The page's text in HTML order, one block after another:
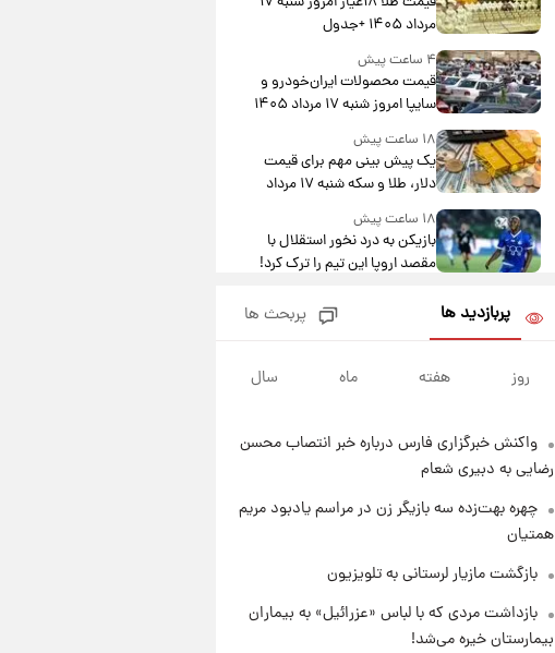
مرداد ۱۴۰۵ +جدول
۴ ساعت پیش
قیمت محصولات ایران‌خودرو و
سایپا امروز شنبه ۱۷ مرداد ۱۴۰۵
۱۸ ساعت پیش
یک پیش ‌بینی مهم برای قیمت
دلار، طلا و سکه شنبه ۱۷ مرداد
۱۴۰۵
۱۸ ساعت پیش
بازیکن به درد نخور استقلال با
مقصد اروپا این تیم را ترک کرد!
تصاویر کمتر دیده‌شده از شهیدان
حاجی‌زاده و باقری؛ فرماندهان
شهید هوافضای ایران
۱ روز پیش
منتشر شد
۱ روز پیش
جدول قیمت ایران‌خودرو امروز
جمعه ۱۶ مرداد؛ قیمت‌ها تغییر کرد
مرداد ۱۴۰۵ +جدول
پربازدید ها پربحث ها
روز هفته ماه سال
واکنش خبرگزاری فارس درباره خبر انتصاب محسن
رضایی به دبیری شعام
چهره بهت‌زده سه بازیگر زن در مراسم یادبود مریم
همتیان
بازگشت مازیار لرستانی به تلویزیون
بازداشت مردی که با لباس «عزرائیل» به بیماران
بیمارستان خیره می‌شد!